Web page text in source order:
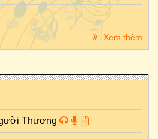
Xem thêm
Thương